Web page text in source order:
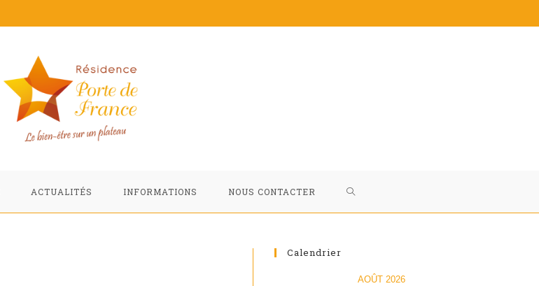
ACTUALITÉS INFORMATIONS NOUS CONTACTER TOGGLE
SEARCH
Calendrier
AOÛT 2026